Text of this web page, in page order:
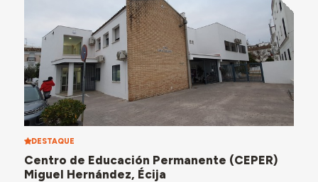
DESTAQUE
Centro de Educación Permanente (CEPER)
Miguel Hernández, Écija